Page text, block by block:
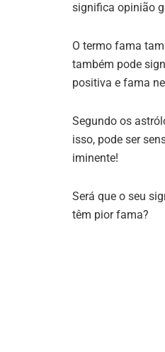
significa opinião
O termo fama
também pode
positiva e fama
Segundo os
isso, pode ser
iminente!
Será que o seu
têm pior fama?